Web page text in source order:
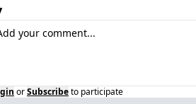
orSubscribeto participate